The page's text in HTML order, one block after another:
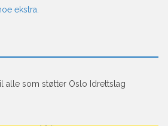
ekstra.
alle som støtter Oslo Idrettslag